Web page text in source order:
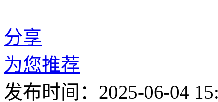
分享
为您推荐
发布时间：2025-06-04